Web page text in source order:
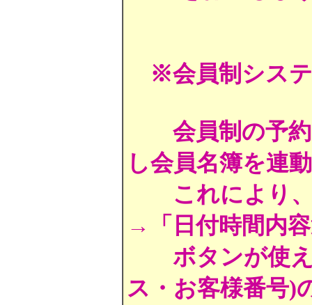
※会員制シス
会員制の予
し会員名簿を連
これにより
→「日付時間内
ボタンが使
ス・お客様番号)